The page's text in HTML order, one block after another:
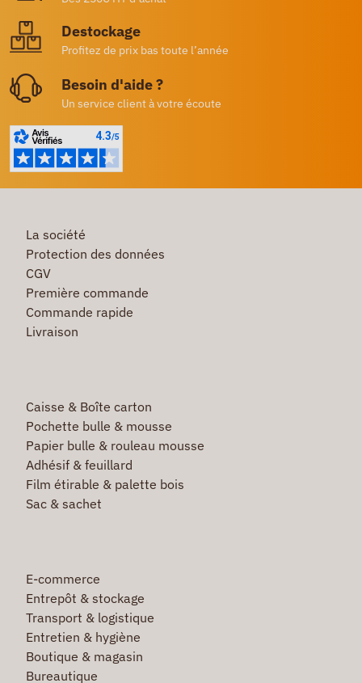
Destockage
Profitez de prix bas toute l’année
Besoin d'aide ?
Un service client à votre écoute
La société
Protection des données
CGV
Première commande
Commande rapide
Livraison
Caisse & Boîte carton
Pochette bulle & mousse
Papier bulle & rouleau mousse
Adhésif & feuillard
Film étirable & palette bois
Sac & sachet
E-commerce
Entrepôt & stockage
Transport & logistique
Entretien & hygiène
Boutique & magasin
Bureautique